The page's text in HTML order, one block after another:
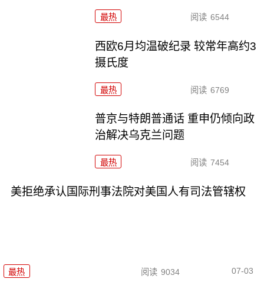
最热 阅读 6544
西欧6月均温破纪录 较常年高约3
摄氏度
最热 阅读 6769
普京与特朗普通话 重申仍倾向政
治解决乌克兰问题
最热 阅读 7454
美拒绝承认国际刑事法院对美国人有司法管辖权
最热 阅读 9034 07-03